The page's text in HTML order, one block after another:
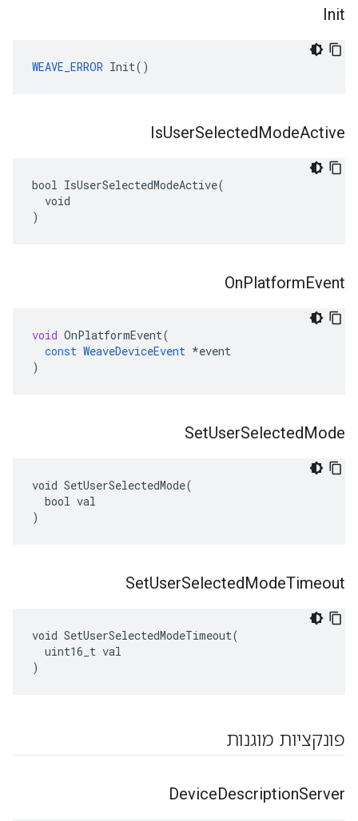
Init
WEAVE_ERROR Init()
IsUserSelectedModeActive
bool IsUserSelectedModeActive(
  void
)
OnPlatformEvent
void OnPlatformEvent(
const WeaveDeviceEvent *event
)
SetUserSelectedMode
void SetUserSelectedMode(
  bool val
)
SetUserSelectedModeTimeout
void SetUserSelectedModeTimeout(
  uint16_t val
)
פונקציות מוגנות
DeviceDescriptionServer